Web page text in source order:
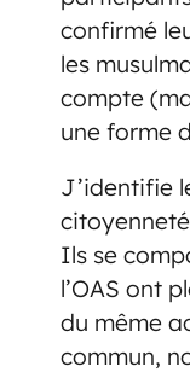
confirmé
les
compte
une forme
J’identifie
Ils se
l’OAS ont
du même
commun,